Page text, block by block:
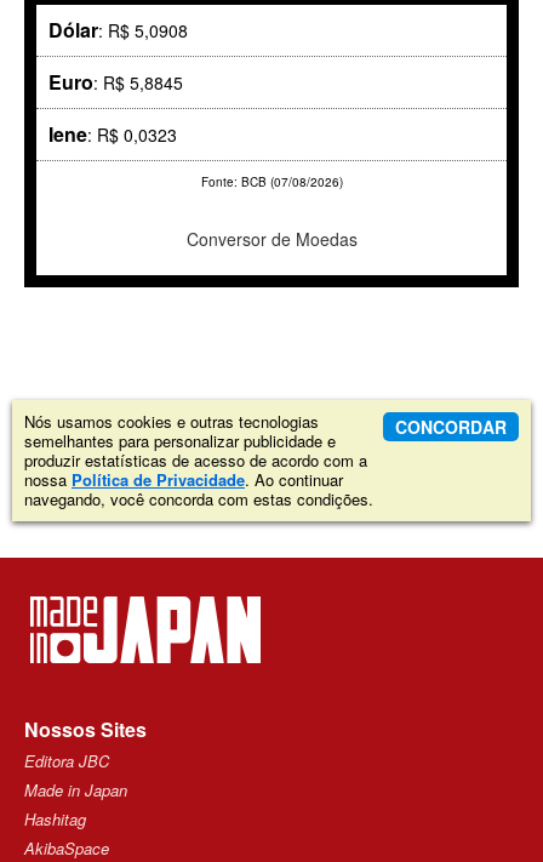
Dólar: R$ 5,0908
Euro: R$ 5,8845
Iene: R$ 0,0323
Fonte: BCB (07/08/2026)
Conversor de Moedas
Nós usamos cookies e outras tecnologias
semelhantes para personalizar publicidade e
produzir estatísticas de acesso de acordo com a
nossa Política de Privacidade. Ao continuar
navegando, você concorda com estas condições.
CONCORDAR
Nossos Sites
Editora JBC
Made in Japan
Hashitag
AkibaSpace